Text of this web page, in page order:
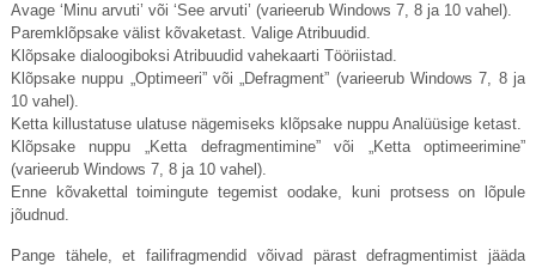
Avage ‘Minu arvuti’ või ‘See arvuti’ (varieerub Windows 7, 8 ja 10 vahel).
Paremklõpsake välist kõvaketast. Valige Atribuudid.
Klõpsake dialoogiboksi Atribuudid vahekaarti Tööriistad.
Klõpsake nuppu „Optimeeri” või „Defragment” (varieerub Windows 7, 8 ja
10 vahel).
Ketta killustatuse ulatuse nägemiseks klõpsake nuppu Analüüsige ketast.
Klõpsake nuppu „Ketta defragmentimine” või „Ketta optimeerimine”
(varieerub Windows 7, 8 ja 10 vahel).
Enne kõvakettal toimingute tegemist oodake, kuni protsess on lõpule
jõudnud.
Pange tähele, et failifragmendid võivad pärast defragmentimist jääda